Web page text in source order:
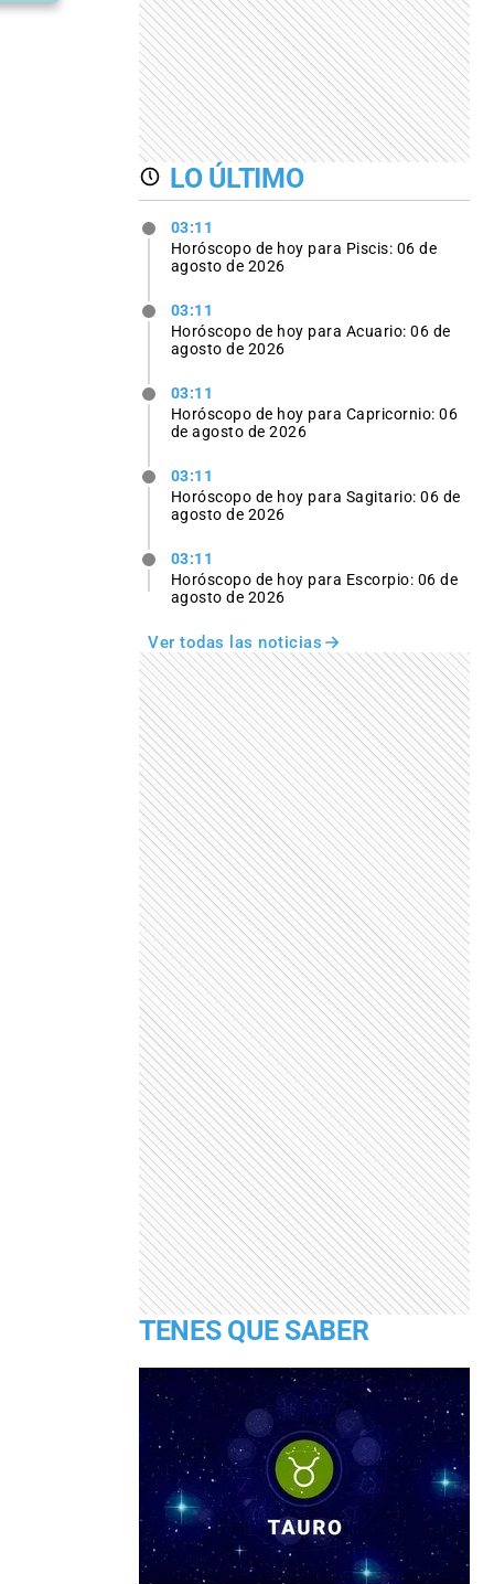
LO ÚLTIMO
03:11
Horóscopo de hoy para Piscis: 06 de
agosto de 2026
03:11
Horóscopo de hoy para Acuario: 06 de
agosto de 2026
03:11
Horóscopo de hoy para Capricornio: 06
de agosto de 2026
03:11
Horóscopo de hoy para Sagitario: 06 de
agosto de 2026
03:11
Horóscopo de hoy para Escorpio: 06 de
agosto de 2026
Ver todas las noticias
TENES QUE SABER